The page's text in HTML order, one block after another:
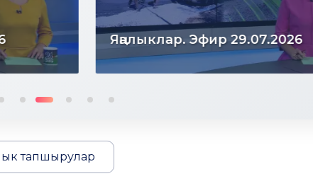
Яңалыклар. Эфир 29.07.2026
тапшырулар